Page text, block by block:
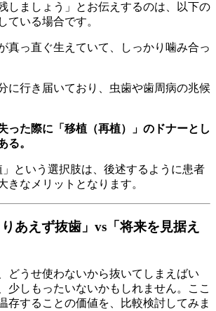
しましょう」とお伝えするのは、以下の
ている場合です。
真っ直ぐ生えていて、しっかり噛み合っ
に行き届いており、虫歯や歯周病の兆候
った際に「移植（再植）」のドナーとし
る。
という選択肢は、後述するように患者
きなメリットとなります。
あえず抜歯」vs「将来を見据え
どうせ使わないから抜いてしまえばい
少しもったいないかもしれません。ここ
存することの価値を、比較検討してみま